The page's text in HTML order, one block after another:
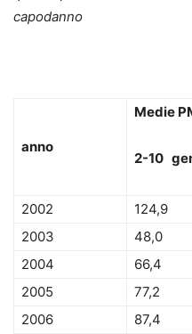
capodanno
anno
Medie
2-10
2002
124,9
2003
48,0
2004
66,4
2005
77,2
2006
87,4